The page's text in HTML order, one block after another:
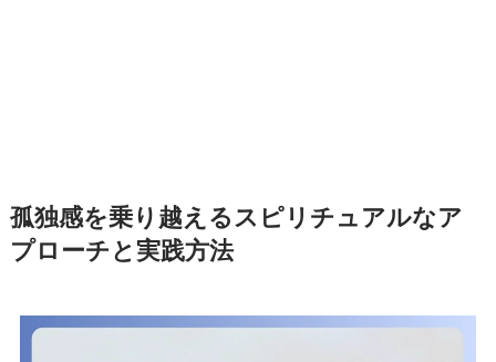
孤独感を乗り越えるスピリチュアルなア
プローチと実践方法